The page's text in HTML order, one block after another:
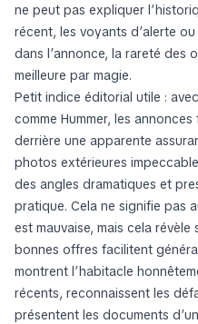
ne peut pas expliquer
récent, les voyants d’alerte
dans l’annonce, la rareté des
meilleure par magie.
Petit indice éditorial utile :
comme Hummer, les
derrière une apparente
photos extérieures
des angles dramatiques et
pratique. Cela ne signifie pas
est mauvaise, mais cela
bonnes offres facilitent
montrent l’habitacle
récents, reconnaissent les
présentent les documents